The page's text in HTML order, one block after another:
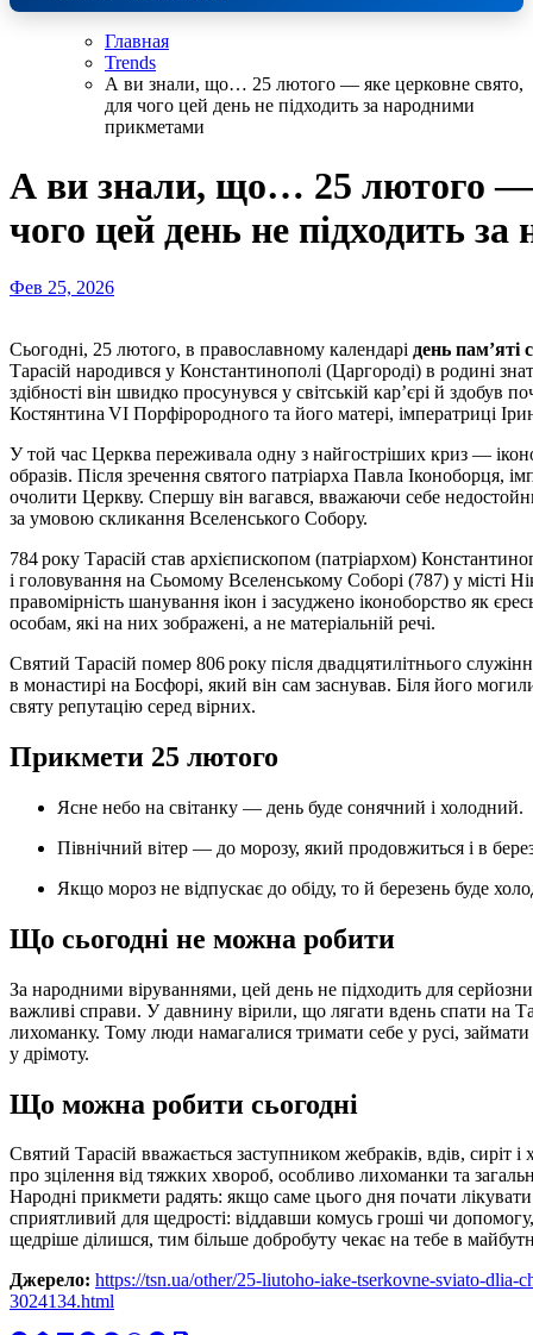
Главная
Trends
А ви знали, що… 25 лютого — яке церковне свято,
для чого цей день не підходить за народними
прикметами
А ви знали, що… 25 лютого —
чого цей день не підходить
Фев 25, 2026
Сьогодні, 25 лютого, в православному календарі день пам’яті
Тарасій народився у Константинополі (Царгороді) в родині
здібності він швидко просунувся у світській кар’єрі й здобув
Костянтина VI Порфірородного та його матері, імператриці
У той час Церква переживала одну з найгостріших криз —
образів. Після зречення святого патріарха Павла Іконоборця,
очолити Церкву. Спершу він вагався, вважаючи себе
за умовою скликання Вселенського Собору.
784 року Тарасій став архієпископом (патріархом)
і головування на Сьомому Вселенському Соборі (787) у місті
правомірність шанування ікон і засуджено іконоборство як
особам, які на них зображені, а не матеріальній речі.
Святий Тарасій помер 806 року після двадцятилітнього
в монастирі на Босфорі, який він сам заснував. Біля його
святу репутацію серед вірних.
Прикмети 25 лютого
Ясне небо на світанку — день буде сонячний і холодний.
Північний вітер — до морозу, який продовжиться і в
Якщо мороз не відпускає до обіду, то й березень буде
Що сьогодні не можна робити
За народними віруваннями, цей день не підходить для
важливі справи. У давнину вірили, що лягати вдень спати на
лихоманку. Тому люди намагалися тримати себе у русі,
у дрімоту.
Що можна робити сьогодні
Святий Тарасій вважається заступником жебраків, вдів, сиріт
про зцілення від тяжких хвороб, особливо лихоманки та
Народні прикмети радять: якщо саме цього дня почати
сприятливий для щедрості: віддавши комусь гроші чи
щедріше ділишся, тим більше добробуту чекає на тебе в
Джерело: https://tsn.ua/other/25-liutoho-iake-tserkovne-sviato-
3024134.html